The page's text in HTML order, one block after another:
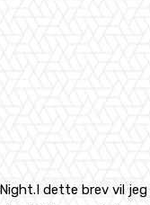
dette brev vil